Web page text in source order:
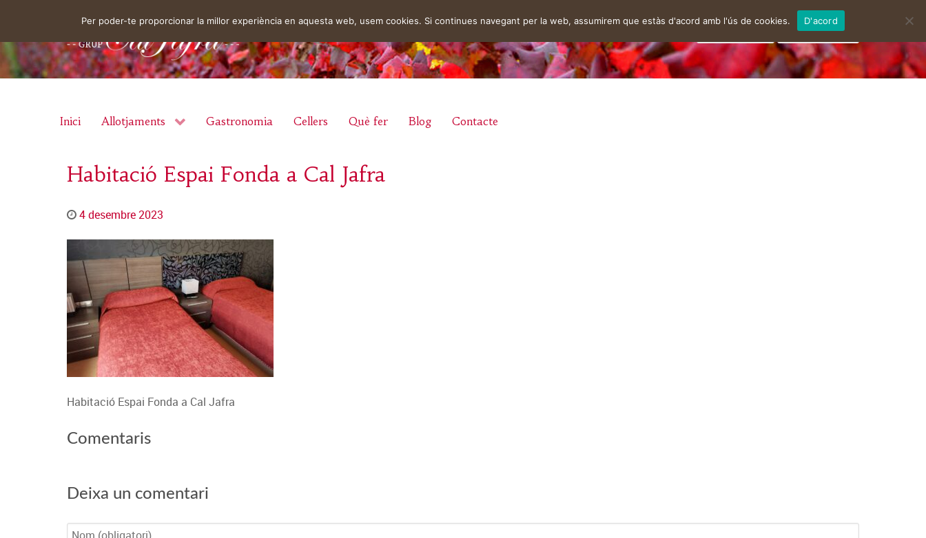
instagram
Inici Allotjaments Gastronomia Cellers Què fer Blog Contacte
Habitació Espai Fonda a Cal Jafra
4 desembre 2023
Habitació Espai Fonda a Cal Jafra
Comentaris
Deixa un comentari
Per poder-te proporcionar la millor experiència en aquesta web, usem cookies. Si continues navegant per la web, assumirem que estàs d'acord amb l'ús de cookies. D'acord